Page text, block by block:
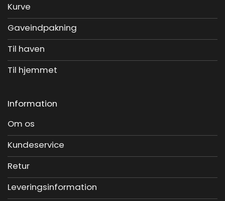
Kurve
Gaveindpakning
Til haven
Til hjemmet
Information
Om os
Kundeservice
Retur
Leveringsinformation